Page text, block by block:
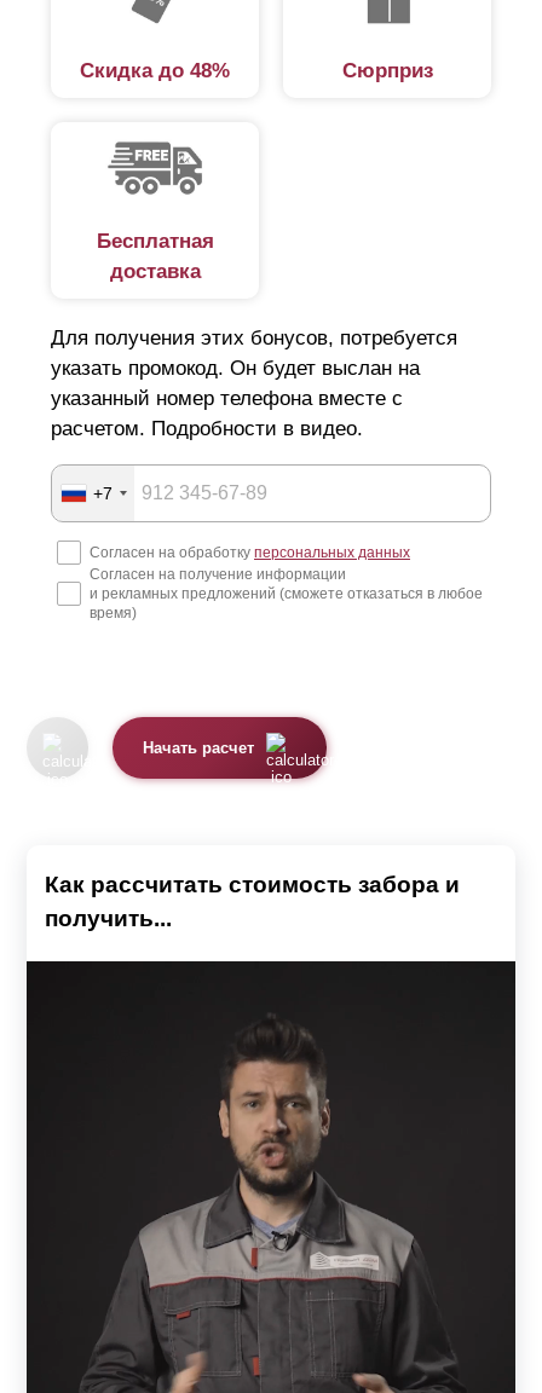
Скидка до 48% Сюрприз
Бесплатная
доставка
Для получения этих бонусов, потребуется
указать промокод. Он будет выслан на
указанный номер телефона вместе с
расчетом. Подробности в видео.
+7
Согласен на обработку персональных данных
Согласен на получение информации
и рекламных предложений (сможете отказаться в любое
время)
Начать расчет
Как рассчитать стоимость забора и
получить...